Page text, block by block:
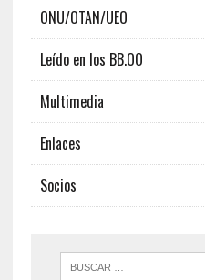
ONU/OTAN/UEO
Leído en los BB.OO
Multimedia
Enlaces
Socios